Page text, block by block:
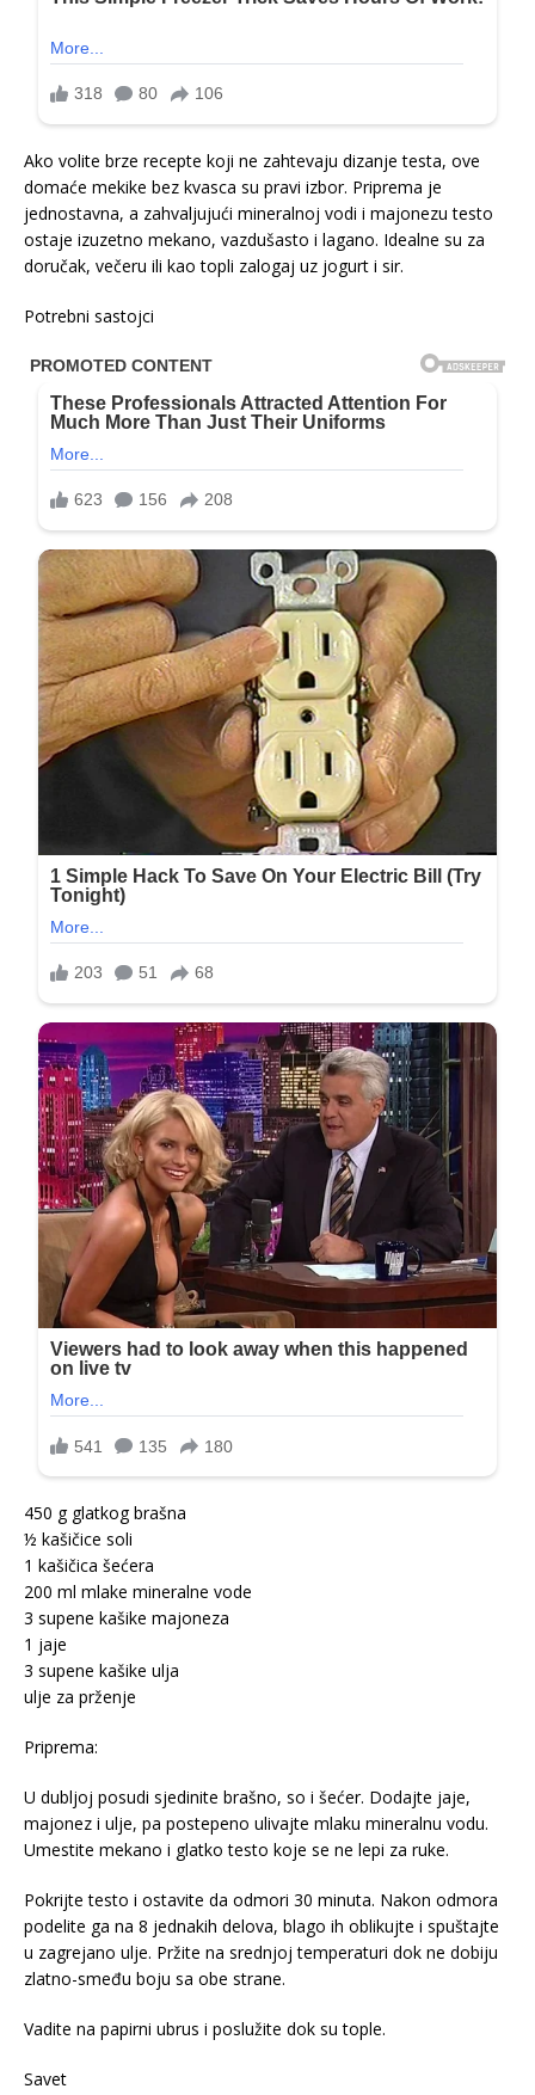
Ako volite brze recepte koji ne zahtevaju dizanje testa, ove
domaće mekike bez kvasca su pravi izbor. Priprema je
jednostavna, a zahvaljujući mineralnoj vodi i majonezu testo
ostaje izuzetno mekano, vazdušasto i lagano. Idealne su za
doručak, večeru ili kao topli zalogaj uz jogurt i sir.
Potrebni sastojci
450 g glatkog brašna
½ kašičice soli
1 kašičica šećera
200 ml mlake mineralne vode
3 supene kašike majoneza
1 jaje
3 supene kašike ulja
ulje za prženje
Priprema:
U dubljoj posudi sjedinite brašno, so i šećer. Dodajte jaje,
majonez i ulje, pa postepeno ulivajte mlaku mineralnu vodu.
Umestite mekano i glatko testo koje se ne lepi za ruke.
Pokrijte testo i ostavite da odmori 30 minuta. Nakon odmora
podelite ga na 8 jednakih delova, blago ih oblikujte i spuštajte
u zagrejano ulje. Pržite na srednjoj temperaturi dok ne dobiju
zlatno-smeđu boju sa obe strane.
Vadite na papirni ubrus i poslužite dok su tople.
Savet